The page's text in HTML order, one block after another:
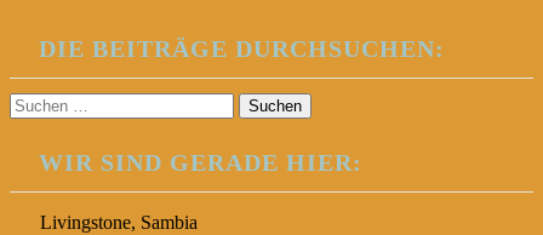
DIE BEITRÄGE DURCHSUCHEN:
Suchen
nach:
WIR SIND GERADE HIER:
Livingstone, Sambia